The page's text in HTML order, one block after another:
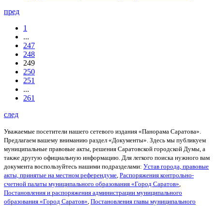
пред
1
...
247
248
249
250
251
...
261
след
Уважаемые посетители нашего сетевого издания «Панорама Саратова».
Предлагаем вашему вниманию раздел «Документы». Здесь мы публикуем
муниципальные правовые акты, решения Саратовской городской Думы, а
также другую официальную информацию. Для легкого поиска нужного вам
документа воспользуйтесь нашими подразделами: Уcтав города, правовые
акты, принятые на местном референдуме, Распоряжения контрольно-
счетной палаты муниципального образования «Город Саратов»,
Постановления и распоряжения администрации муниципального
образования «Город Саратов», Постановления главы муниципального